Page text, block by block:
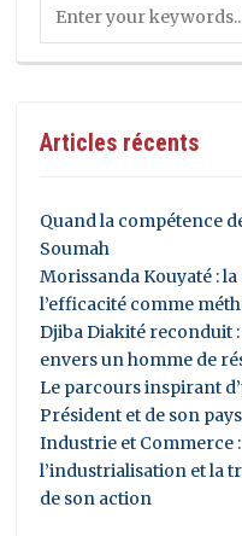
Articles récents
Quand la compétence
Soumah
Morissanda Kouyaté :
l’efficacité comme
Djiba Diakité reconduit
envers un homme de
Le parcours inspirant
Président et de son
Industrie et Commerce
l’industrialisation et la
de son action